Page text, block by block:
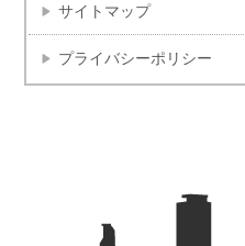
サイトマップ
プライバシーポリシー